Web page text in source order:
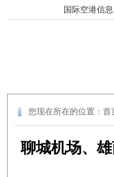
国际空港信息
您现在所在的位置： 首
聊城机场、